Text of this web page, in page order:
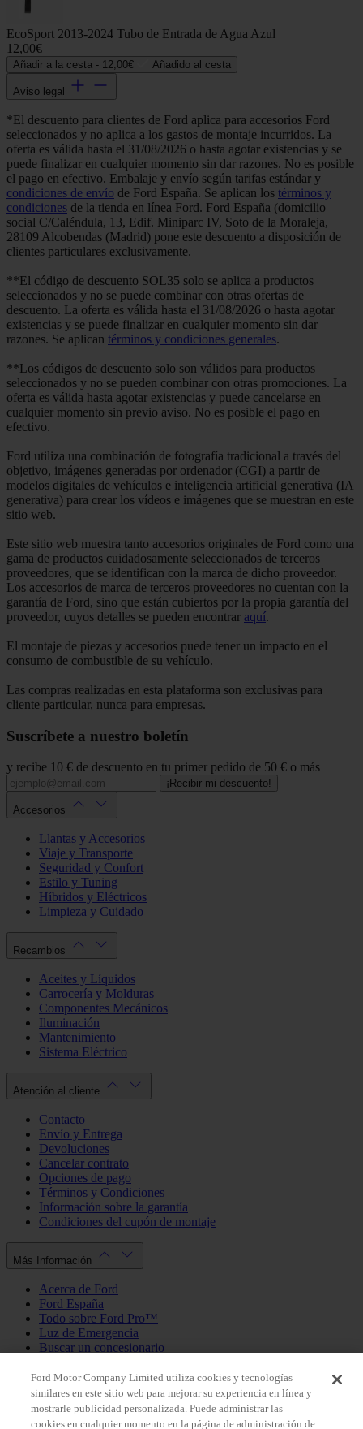
EcoSport 2013-2024 Tubo de Entrada de Agua Azul
12,00€
Añadir a la cesta - 12,00€ Añadido al cesta
Aviso legal
*El descuento para clientes de Ford aplica para accesorios Ford
seleccionados y no aplica a los gastos de montaje incurridos. La
oferta es válida hasta el 31/08/2026 o hasta agotar existencias y se
puede finalizar en cualquier momento sin dar razones. No es posible
el pago en efectivo. Embalaje y envío según tarifas estándar y
condiciones de envío de Ford España. Se aplican los términos y
condiciones de la tienda en línea Ford. Ford España (domicilio
social C/Caléndula, 13, Edif. Miniparc IV, Soto de la Moraleja,
28109 Alcobendas (Madrid) pone este descuento a disposición de
clientes particulares exclusivamente.
**El código de descuento SOL35 solo se aplica a productos
seleccionados y no se puede combinar con otras ofertas de
descuento. La oferta es válida hasta el 31/08/2026 o hasta agotar
existencias y se puede finalizar en cualquier momento sin dar
razones. Se aplican términos y condiciones generales.
**Los códigos de descuento solo son válidos para productos
seleccionados y no se pueden combinar con otras promociones. La
oferta es válida hasta agotar existencias y puede cancelarse en
cualquier momento sin previo aviso. No es posible el pago en
efectivo.
Ford utiliza una combinación de fotografía tradicional a través del
objetivo, imágenes generadas por ordenador (CGI) a partir de
modelos digitales de vehículos e inteligencia artificial generativa (IA
generativa) para crear los vídeos e imágenes que se muestran en este
sitio web.
Este sitio web muestra tanto accesorios originales de Ford como una
gama de productos cuidadosamente seleccionados de terceros
proveedores, que se identifican con la marca de dicho proveedor.
Los accesorios de marca de terceros proveedores no cuentan con la
garantía de Ford, sino que están cubiertos por la propia garantía del
proveedor, cuyos detalles se pueden encontrar aquí.
El montaje de piezas y accesorios puede tener un impacto en el
consumo de combustible de su vehículo.
Las compras realizadas en esta plataforma son exclusivas para
cliente particular, nunca para empresas.
Suscríbete a nuestro boletín
y recibe 10 € de descuento en tu primer pedido de 50 € o más
¡Recibir mi descuento!
Accesorios
Llantas y Accesorios
Viaje y Transporte
Seguridad y Confort
Estilo y Tuning
Híbridos y Eléctricos
Limpieza y Cuidado
Recambios
Aceites y Líquidos
Carrocería y Molduras
Componentes Mecánicos
Iluminación
Mantenimiento
Sistema Eléctrico
Atención al cliente
Contacto
Envío y Entrega
Devoluciones
Cancelar contrato
Opciones de pago
Términos y Condiciones
Información sobre la garantía
Condiciones del cupón de montaje
Más Información
Acerca de Ford
Ford España
Todo sobre Ford Pro™
Luz de Emergencia
Buscar un concesionario
Política de privacidad
Mi Cuenta
Ford Motor Company Limited utiliza cookies y tecnologías
similares en este sitio web para mejorar su experiencia en línea y
mostrarle publicidad personalizada. Puede administrar las
cookies en cualquier momento en la página de administración de